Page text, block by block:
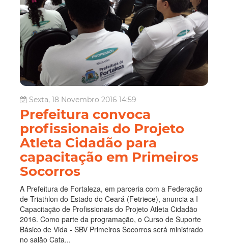
Sexta, 18 Novembro 2016 14:59
Prefeitura convoca
profissionais do Projeto
Atleta Cidadão para
capacitação em Primeiros
Socorros
A Prefeitura de Fortaleza, em parceria com a Federação
de Triathlon do Estado do Ceará (Fetriece), anuncia a I
Capacitação de Profissionais do Projeto Atleta Cidadão
2016. Como parte da programação, o Curso de Suporte
Básico de Vida - SBV Primeiros Socorros será ministrado
no salão Cata...